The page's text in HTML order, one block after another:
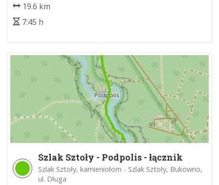
19.6 km
7:45 h
Szlak Sztoły - Podpolis - łącznik
zielony nr 1
Szlak Sztoły, kamieniołom - Szlak Sztoły, Bukowno,
ul. Długa